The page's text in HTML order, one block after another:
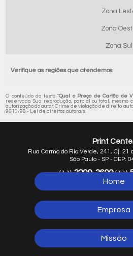
Zona
Zona
Zona Sul
Verifique as regiões que atendemos
O conteúdo do texto "Qual o Preço de Cartão de
reservado. Sua reprodução, parcial ou total, mesmo
autorização do autor. Crime de violação de direito
9610/98 - Lei de direitos autorais.
Print
Rua Carmo do Rio Verde, 241, Cj. 21
São Paulo - SP - CEP:
(11)3299-3600(11)
5641-
Home
Empresa
Missão